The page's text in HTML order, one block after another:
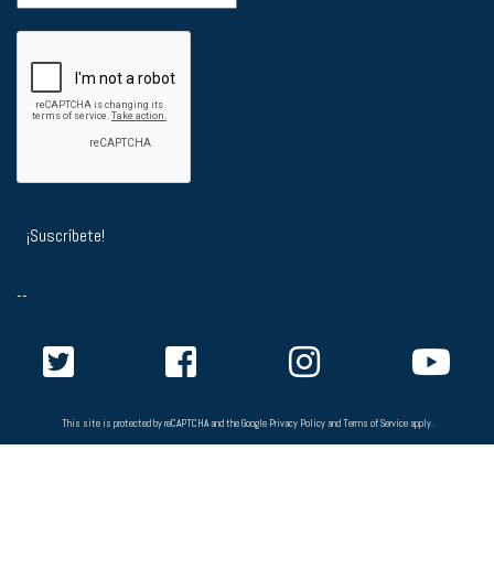
--
This site is protected by reCAPTCHA and the Google Privacy PolicyandTerms of Serviceapply.